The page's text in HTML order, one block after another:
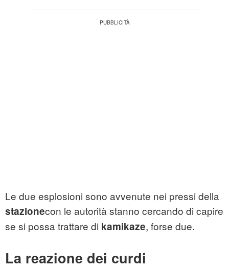
Le due esplosioni sono avvenute nei pressi della
stazionecon le autorità stanno cercando di capire
se si possa trattare di kamikaze, forse due.
La reazione dei curdi